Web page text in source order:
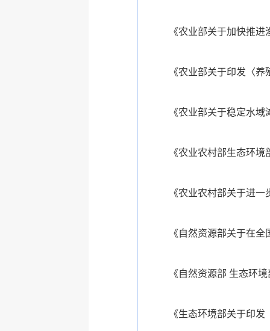
《农业部关于加快推
《农业部关于印发〈
《农业部关于稳定水
《农业农村部生态环
《农业农村部关于进
《自然资源部关于在
《自然资源部 生态环
《生态环境部关于印